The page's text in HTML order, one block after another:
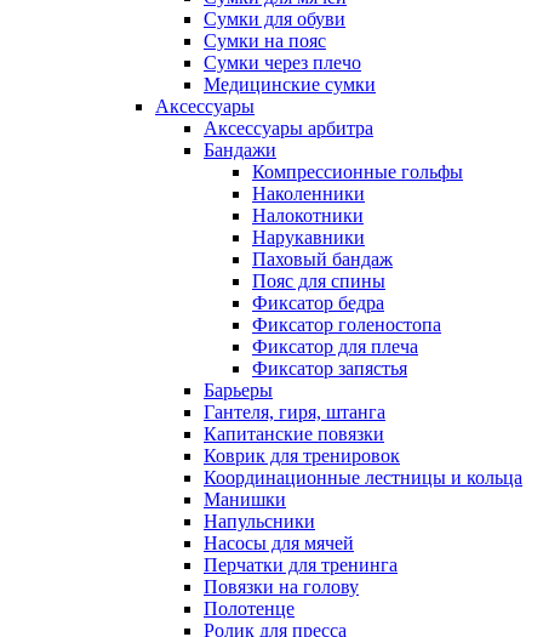
Сумки для обуви
Сумки на пояс
Сумки через плечо
Медицинские сумки
Аксессуары
Аксессуары арбитра
Бандажи
Компрессионные гольфы
Наколенники
Налокотники
Нарукавники
Паховый бандаж
Пояс для спины
Фиксатор бедра
Фиксатор голеностопа
Фиксатор для плеча
Фиксатор запястья
Барьеры
Гантеля, гиря, штанга
Капитанские повязки
Коврик для тренировок
Координационные лестницы и кольца
Манишки
Напульсники
Насосы для мячей
Перчатки для тренинга
Повязки на голову
Полотенце
Ролик для пресса